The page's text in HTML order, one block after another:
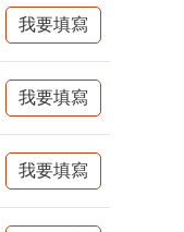
我要填寫
我要填寫
我要填寫